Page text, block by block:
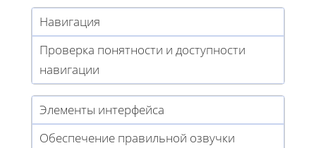
Навигация
Проверка понятности и доступности
навигации
Элементы интерфейса
Обеспечение правильной озвучки